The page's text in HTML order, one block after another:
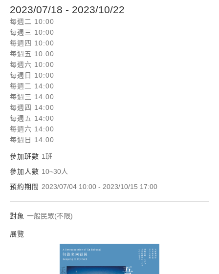
2023/07/18 - 2023/10/22
每週二 10:00
每週三 10:00
每週四 10:00
每週五 10:00
每週六 10:00
每週日 10:00
每週二 14:00
每週三 14:00
每週四 14:00
每週五 14:00
每週六 14:00
每週日 14:00
參加班數 1班
參加人數 10~30人
預約期間 2023/07/04 10:00 - 2023/10/15 17:00
對象 一般民眾(不限)
展覽